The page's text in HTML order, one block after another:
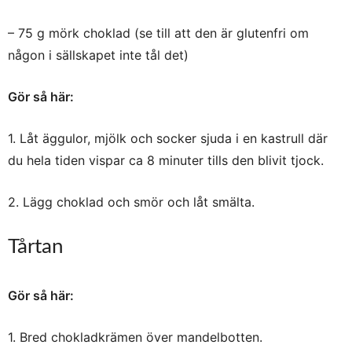
– 75 g mörk choklad (se till att den är glutenfri om
någon i sällskapet inte tål det)
Gör så här:
1. Låt äggulor, mjölk och socker sjuda i en kastrull där
du hela tiden vispar ca 8 minuter tills den blivit tjock.
2. Lägg choklad och smör och låt smälta.
Tårtan
Gör så här:
1. Bred chokladkrämen över mandelbotten.